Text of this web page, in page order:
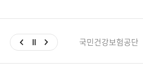
국민건강보험공단